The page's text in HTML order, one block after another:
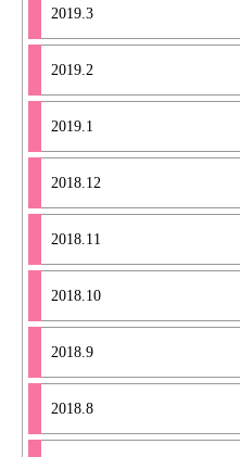
2019.3
2019.2
2019.1
2018.12
2018.11
2018.10
2018.9
2018.8